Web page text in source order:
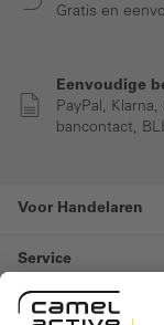
Gratis en
Eenvoudige
PayPal,
bancontact,
Voor Handelaren
Service
Informatie